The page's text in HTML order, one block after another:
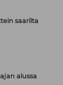
saarilta
alussa